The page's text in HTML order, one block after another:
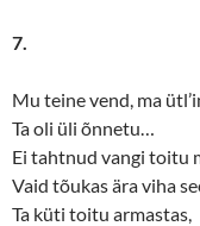
7.
Mu teine vend, ma
Ta oli üli õnnetu…
Ei tahtnud vangi toitu
Vaid tõukas ära viha
Ta küti toitu armastas,